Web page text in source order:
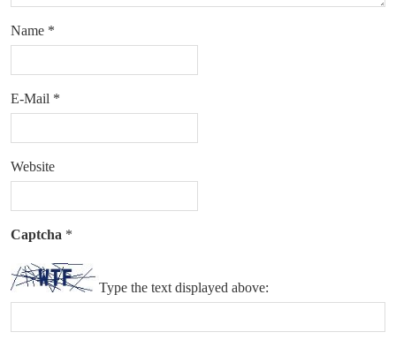
Name *
E-Mail *
Website
Captcha *
Type the text displayed above: